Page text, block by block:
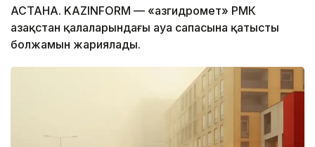
АСТАНА. KAZINFORM — «Қазгидромет» РМК
Қазақстан қалаларындағы ауа сапасына қатысты
болжамын жариялады.